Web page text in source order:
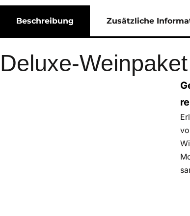
Beschreibung Zusätzliche
Deluxe-